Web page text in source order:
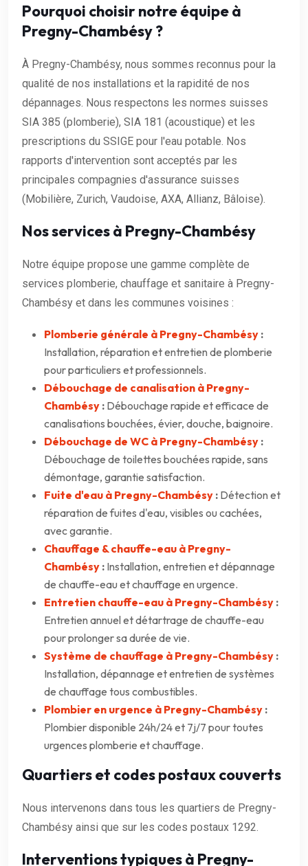
Pourquoi choisir notre équipe à
Pregny-Chambésy ?
À Pregny-Chambésy, nous sommes reconnus pour la
qualité de nos installations et la rapidité de nos
dépannages. Nous respectons les normes suisses
SIA 385 (plomberie), SIA 181 (acoustique) et les
prescriptions du SSIGE pour l'eau potable. Nos
rapports d'intervention sont acceptés par les
principales compagnies d'assurance suisses
(Mobilière, Zurich, Vaudoise, AXA, Allianz, Bâloise).
Nos services à Pregny-Chambésy
Notre équipe propose une gamme complète de
services plomberie, chauffage et sanitaire à Pregny-
Chambésy et dans les communes voisines :
Plomberie générale à Pregny-Chambésy :
Installation, réparation et entretien de plomberie
pour particuliers et professionnels.
Débouchage de canalisation à Pregny-
Chambésy : Débouchage rapide et efficace de
canalisations bouchées, évier, douche, baignoire.
Débouchage de WC à Pregny-Chambésy :
Débouchage de toilettes bouchées rapide, sans
démontage, garantie satisfaction.
Fuite d'eau à Pregny-Chambésy : Détection et
réparation de fuites d'eau, visibles ou cachées,
avec garantie.
Chauffage & chauffe-eau à Pregny-
Chambésy : Installation, entretien et dépannage
de chauffe-eau et chauffage en urgence.
Entretien chauffe-eau à Pregny-Chambésy :
Entretien annuel et détartrage de chauffe-eau
pour prolonger sa durée de vie.
Système de chauffage à Pregny-Chambésy :
Installation, dépannage et entretien de systèmes
de chauffage tous combustibles.
Plombier en urgence à Pregny-Chambésy :
Plombier disponible 24h/24 et 7j/7 pour toutes
urgences plomberie et chauffage.
Quartiers et codes postaux couverts
Nous intervenons dans tous les quartiers de Pregny-
Chambésy ainsi que sur les codes postaux 1292.
Interventions typiques à Pregny-